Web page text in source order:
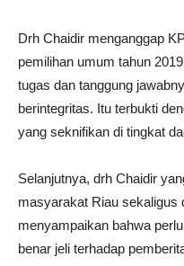
Drh Chaidir menganggap
pemilihan umum tahun
tugas dan tanggung
berintegritas. Itu terbukti
yang seknifikan di tingkat
Selanjutnya, drh Chaidir
masyarakat Riau sekaligus
menyampaikan bahwa
benar jeli terhadap